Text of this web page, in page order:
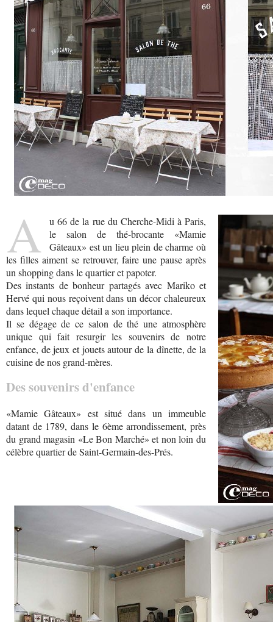
A
u 66 de la rue du Cherche-Midi à Paris,
le salon de thé-brocante «Mamie
Gâteaux» est un lieu plein de charme où
les filles aiment se retrouver, faire une pause après
un shopping dans le quartier et papoter.
Des instants de bonheur partagés avec Mariko et
Hervé qui nous reçoivent dans un décor chaleureux
dans lequel chaque détail a son importance.
Il se dégage de ce salon de thé une atmosphère
unique qui fait resurgir les souvenirs de notre
enfance, de jeux et jouets autour de la dînette, de la
cuisine de nos grand-mères.
Des souvenirs d'enfance
«Mamie Gâteaux» est situé dans un immeuble
datant de 1789, dans le 6ème arrondissement, près
du grand magasin «Le Bon Marché» et non loin du
célèbre quartier de Saint-Germain-des-Prés.